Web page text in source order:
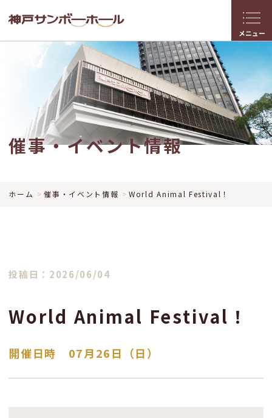
メニュー
催事・イベント情報
ホーム 催事・イベント情報 World Animal Festival！
World Animal Festival！
投稿日：2026/06/04
開催日時 07月26日（日）